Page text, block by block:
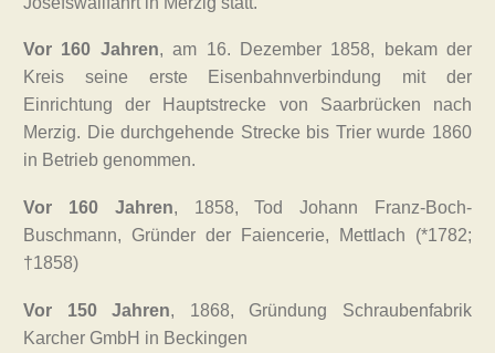
Vor 160 Jahren, am 16. Dezember 1858, bekam der
Kreis seine erste Eisenbahnverbindung mit der
Einrichtung der Hauptstrecke von Saarbrücken nach
Merzig. Die durchgehende Strecke bis Trier wurde 1860
in Betrieb genommen.
Vor 160 Jahren, 1858, Tod Johann Franz-Boch-
Buschmann, Gründer der Faiencerie, Mettlach (*1782;
†1858)
Vor 150 Jahren, 1868, Gründung Schraubenfabrik
Karcher GmbH in Beckingen